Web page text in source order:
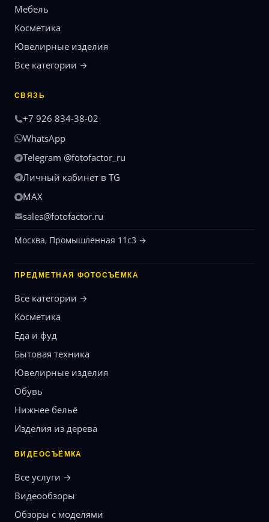
Мебель
Косметика
Ювелирные изделия
Все категории →
СВЯЗЬ
+7 926 834-38-02
WhatsApp
Telegram @fotofactor_ru
Личный кабинет в TG
MAX
sales@fotofactor.ru
Москва, Промышленная 11с3 →
ПРЕДМЕТНАЯ ФОТОСЪЁМКА
Все категории →
Косметика
Еда и фуд
Бытовая техника
Ювелирные изделия
Обувь
Нижнее бельё
Изделия из дерева
ВИДЕОСЪЁМКА
Все услуги →
Видеообзоры
Обзоры с моделями